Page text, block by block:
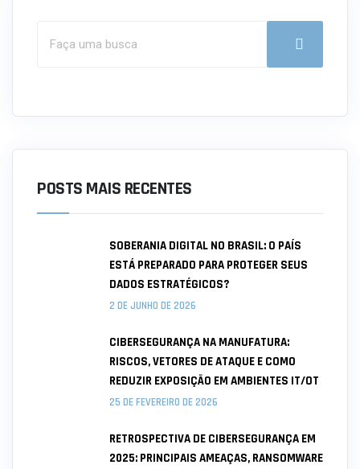
POSTS MAIS RECENTES
SOBERANIA DIGITAL NO BRASIL: O PAÍS
ESTÁ PREPARADO PARA PROTEGER SEUS
DADOS ESTRATÉGICOS?
2 DE JUNHO DE 2026
CIBERSEGURANÇA NA MANUFATURA:
RISCOS, VETORES DE ATAQUE E COMO
REDUZIR EXPOSIÇÃO EM AMBIENTES IT/OT
25 DE FEVEREIRO DE 2026
RETROSPECTIVA DE CIBERSEGURANÇA EM
2025: PRINCIPAIS AMEAÇAS, RANSOMWARE